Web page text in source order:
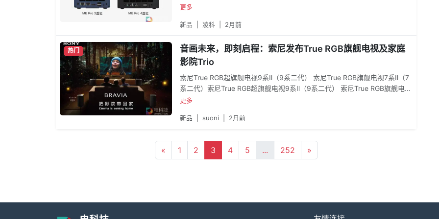
流畅应对多轨4K视频剪辑，复杂特效与转场也能流畅运行，回放与导出效率
更多
新品 凌科 2月前
热门
音画未来，即刻启程：索尼发布True RGB旗舰电视及家庭
影院Trio
索尼True RGB超旗舰电视9系Ⅱ（9系二代） 索尼True RGB旗舰电视7系Ⅱ（7
系二代）索尼True RGB超旗舰电视9系Ⅱ（9系二代） 索尼True RGB旗舰电视
7系Ⅱ（7系二代）同时，索尼电视8系二代作为OLED电视矩阵新作，通过AI赋
OLED面板原生性能，充分发挥像素自发光技术优势，呈现深邃纯净的黑场表
体验。索尼电视9系二代/7系二代，幻隐悬浮底座与线缆管理索尼电视9系二
代/7系二代，幻隐悬浮底座与线缆管理未来，索尼将持续以技术创新为内
更多
新品 suoni 2月前
« 1 2 3 4 5 ... 252 »